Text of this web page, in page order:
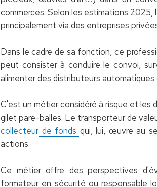
commerces. Selon les estimations
principalement via des entreprises
Dans le cadre de sa fonction, ce
peut consister à conduire le convoi,
alimenter des distributeurs automatiques
C'est un métier considéré à risque et les
gilet pare-balles. Le transporteur de
collecteur de fonds qui, lui, œuvre au
actions.
Ce métier offre des perspectives
formateur en sécurité ou responsable